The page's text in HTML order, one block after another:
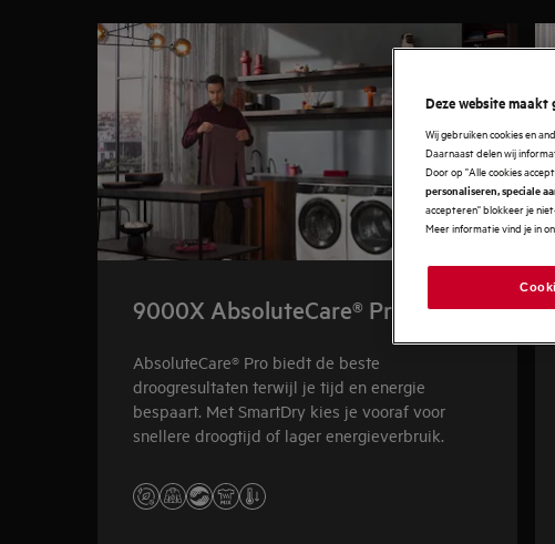
9000X AbsoluteCare® Pro
AbsoluteCare® Pro biedt de beste
droogresultaten terwijl je tijd en energie
bespaart. Met SmartDry kies je vooraf voor
snellere droogtijd of lager energieverbruik.
Deze website maakt
Wij gebruiken cookies en
Daarnaast delen wij
Door op "Alle cookies
personaliseren, speciale
accepteren" blokkeer je
Meer informatie vind je in